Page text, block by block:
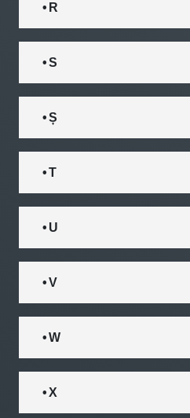
• R
• S
• Ș
• T
• U
• V
• W
• X